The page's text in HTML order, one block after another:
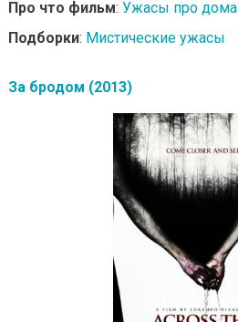
Про что фильм: Ужасы про дома
Подборки: Мистические ужасы
За бродом (2013)